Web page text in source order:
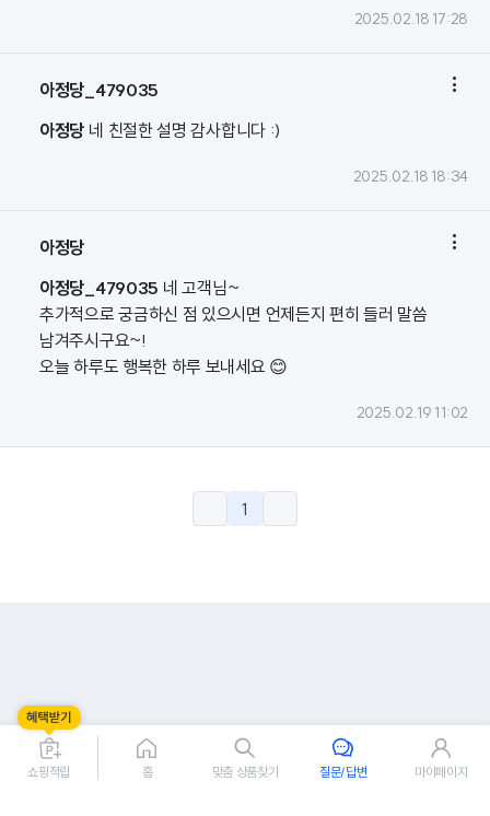
2025.02.18 17:28
아정당_479035 
아정당 네 친절한 설명 감사합니다 :)
2025.02.18 18:34
아정당 
아정당_479035 네 고객님~
추가적으로 궁금하신 점 있으시면 언제든지 편히 들러 말씀
남겨주시구요~!
오늘 하루도 행복한 하루 보내세요 😊
2025.02.19 11:02
1
쇼핑적립 홈 맞춤 상품찾기 질문/답변 마이페이지